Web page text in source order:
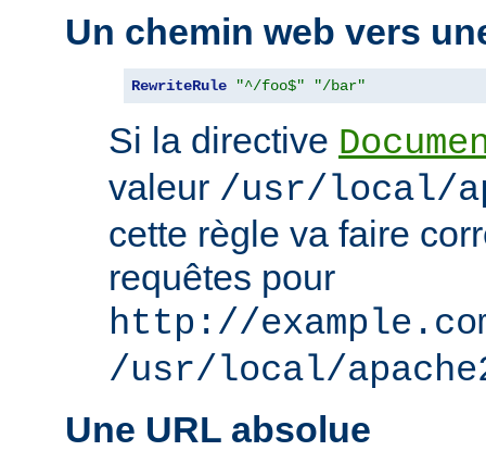
Un chemin web vers
RewriteRule "^/foo$" "/bar"
Si la directive
valeur /usr/local/
cette règle va faire
requêtes pour
http://
/usr/local/
Une URL absolue